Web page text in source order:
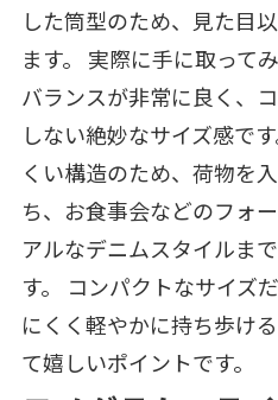
した筒型のため、見た目
ます。 実際に手に取って
バランスが非常に良く、
しない絶妙なサイズ感で
くい構造のため、荷物を
ち、お食事会などのフォ
アルなデニムスタイルま
す。 コンパクトなサイズ
にくく軽やかに持ち歩け
て嬉しいポイントです。